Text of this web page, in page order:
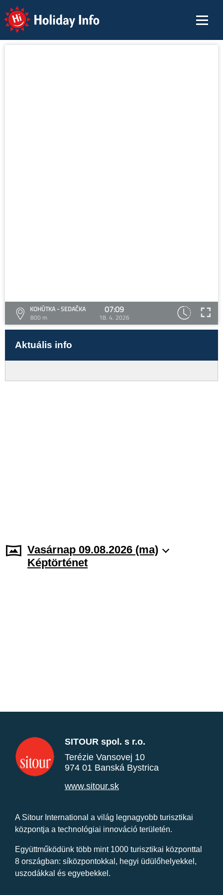
Holiday Info
KOHÚTKA - SEDAČKA
800 m
07:09
18. 4. 2026
Aktuális info
Vasárnap 09.08.2026 (ma)
Képtörténet
SITOUR spol. s r.o.
Terézie Vansovej 10
974 01 Banská Bystrica
www.sitour.sk
A Sitour International a világ legnagyobb turisztikai
központja a technológiai innováció területén.
Együttműködünk több mint 1000 turisztikai központtal
8 országban: síközpontokkal, hegyi üdülőhelyekkel,
uszodákkal és egyebekkel.